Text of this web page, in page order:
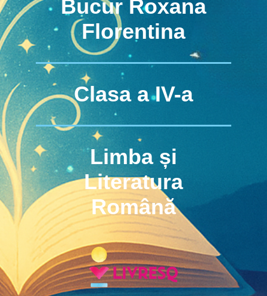
Bucur Roxana
Florentina
Clasa a IV-a
Limba și
Literatura
Română